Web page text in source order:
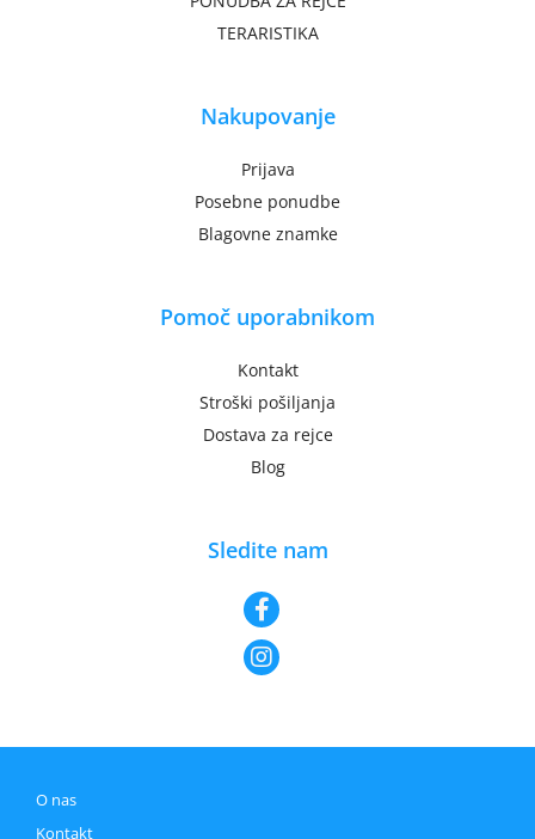
TERARISTIKA
Nakupovanje
Prijava
Posebne ponudbe
Blagovne znamke
Pomoč uporabnikom
Kontakt
Stroški pošiljanja
Dostava za rejce
Blog
Sledite nam
O nas
Kontakt